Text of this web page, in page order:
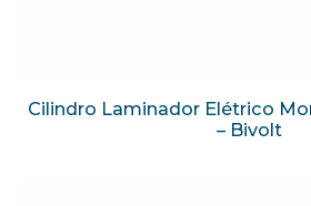
Cilindro Laminador Elétrico
– Bivolt